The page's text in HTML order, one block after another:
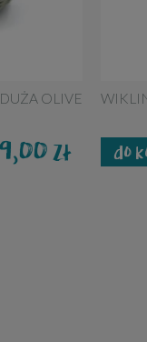
OLIVE
zł do